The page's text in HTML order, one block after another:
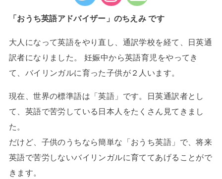
「おうち英語アドバイザー」のちえみ です
大人になって英語をやり直し、通訳学校を経て、日英通
訳者になりました。 妊娠中から英語育児をやってき
て、バイリンガルに育った子供が２人います。
現在、世界の標準語は「英語」です。日英通訳者とし
て、英語で苦労している日本人をたくさん見てきまし
た。
だけど、子供のうちなら簡単な「おうち英語」で、将来
英語で苦労しないバイリンガルに育ててあげることがで
きます。